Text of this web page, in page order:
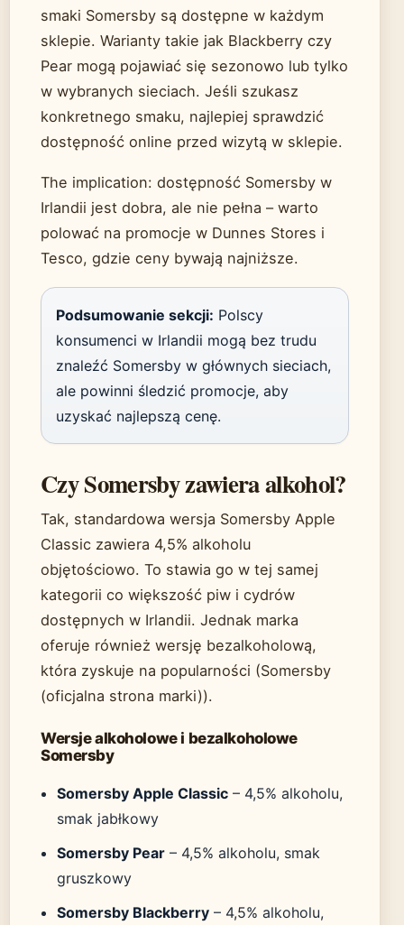
smaki Somersby są dostępne w każdym
sklepie. Warianty takie jak Blackberry czy
Pear mogą pojawiać się sezonowo lub tylko
w wybranych sieciach. Jeśli szukasz
konkretnego smaku, najlepiej sprawdzić
dostępność online przed wizytą w sklepie.
The implication: dostępność Somersby w
Irlandii jest dobra, ale nie pełna – warto
polować na promocje w Dunnes Stores i
Tesco, gdzie ceny bywają najniższe.
Podsumowanie sekcji: Polscy
konsumenci w Irlandii mogą bez trudu
znaleźć Somersby w głównych sieciach,
ale powinni śledzić promocje, aby
uzyskać najlepszą cenę.
Czy Somersby zawiera alkohol?
Tak, standardowa wersja Somersby Apple
Classic zawiera 4,5% alkoholu
objętościowo. To stawia go w tej samej
kategorii co większość piw i cydrów
dostępnych w Irlandii. Jednak marka
oferuje również wersję bezalkoholową,
która zyskuje na popularności (Somersby
(oficjalna strona marki)).
Wersje alkoholowe i bezalkoholowe
Somersby
Somersby Apple Classic – 4,5% alkoholu,
smak jabłkowy
Somersby Pear – 4,5% alkoholu, smak
gruszkowy
Somersby Blackberry – 4,5% alkoholu,